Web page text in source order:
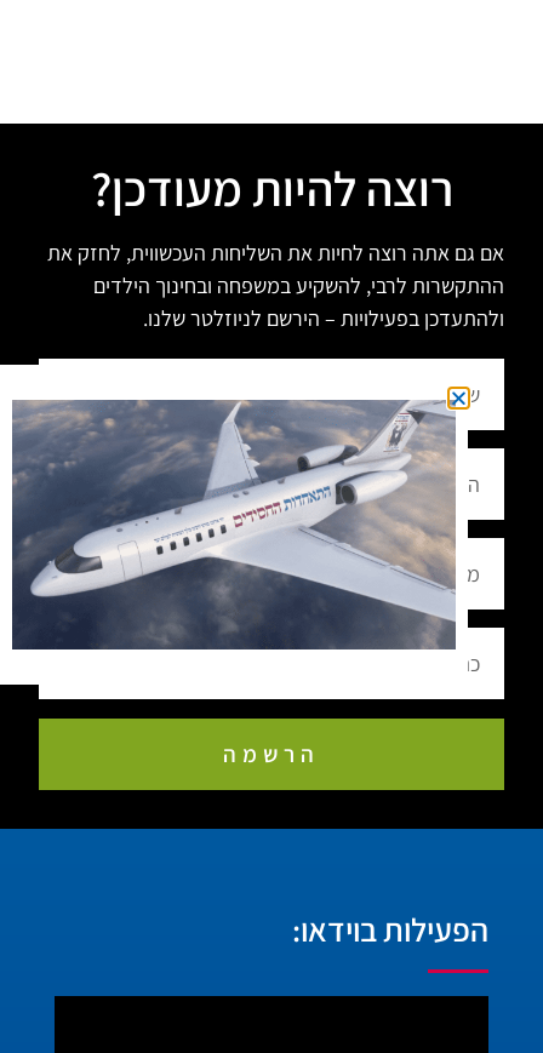
רוצה להיות מעודכן?
אם גם אתה רוצה לחיות את השליחות העכשווית, לחזק את
ההתקשרות לרבי, להשקיע במשפחה ובחינוך הילדים
ולהתעדכן בפעילויות – הירשם לניוזלטר שלנו.
הרשמה
הפעילות בוידאו: